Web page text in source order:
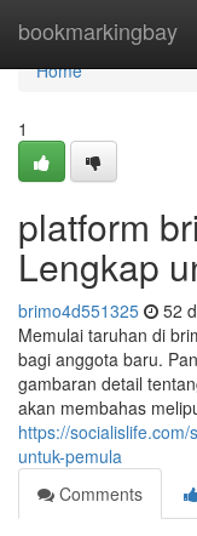
bookmarkingbay
Home
Home
1
platform
Lengkap
brimo4d551325 52
Memulai taruhan di
bagi anggota baru.
gambaran detail
akan membahas
https://
untuk-pemula
Comments